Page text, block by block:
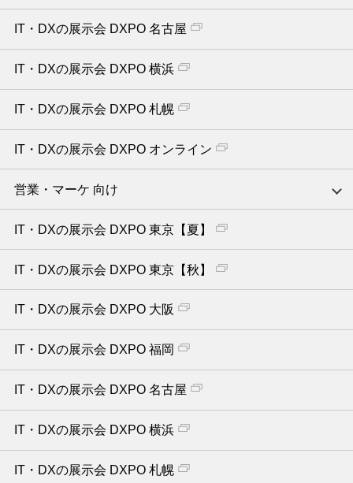
IT・DXの展示会 DXPO 名古屋
IT・DXの展示会 DXPO 横浜
IT・DXの展示会 DXPO 札幌
IT・DXの展示会 DXPO オンライン
営業・マーケ 向け
IT・DXの展示会 DXPO 東京【夏】
IT・DXの展示会 DXPO 東京【秋】
IT・DXの展示会 DXPO 大阪
IT・DXの展示会 DXPO 福岡
IT・DXの展示会 DXPO 名古屋
IT・DXの展示会 DXPO 横浜
IT・DXの展示会 DXPO 札幌